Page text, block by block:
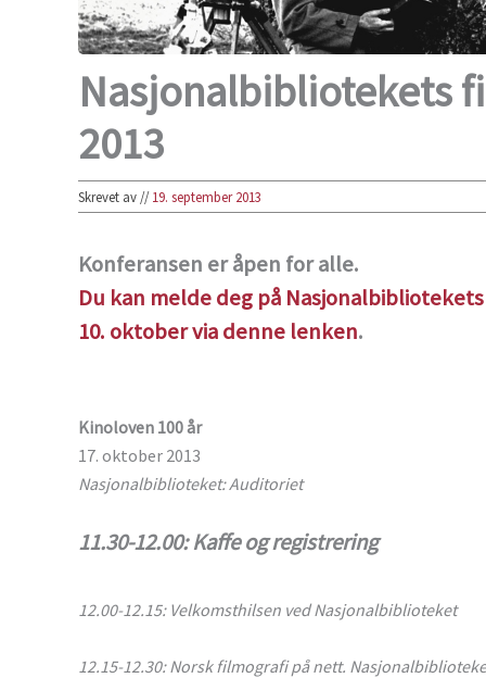
Nasjonalbibliotekets
2013
Skrevet av //19. september 2013
Konferansen er åpen for alle.
Du kan melde deg på
10. oktober via denne lenken.
Kinoloven 100 år
17. oktober 2013
Nasjonalbiblioteket: Auditoriet
11.30-12.00: Kaffe og registrering
12.00-12.15: Velkomsthilsen ved Nasjonalbiblioteket
12.15-12.30: Norsk filmografi på nett.